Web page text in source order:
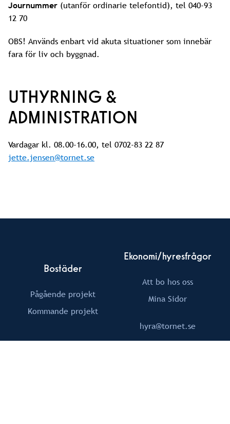
Journummer (utanför ordinarie telefontid), tel 040-93
12 70
OBS! Används enbart vid akuta situationer som innebär
fara för liv och byggnad.
UTHYRNING &
ADMINISTRATION
Vardagar kl. 08.00-16.00, tel 0702-83 22 87
jette.jensen@tornet.se
Bostäder
Pågående projekt
Kommande projekt
Ekonomi/hyresfrågor
Att bo hos oss
Mina Sidor
hyra@tornet.se